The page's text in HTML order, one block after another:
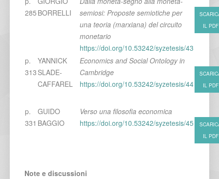
285 BORRELLI
semiosi: Proposte semiotiche per
una teoria (marxiana) del circuito
monetario
https://doi.org/10.53242/syzetesis/43
IL PDF
p.
313
YANNICK
SLADE-
CAFFAREL
Economics and Social Ontology in
Cambridge
https://doi.org/10.53242/syzetesis/44
IL PDF
p.
331
GUIDO
BAGGIO
Verso una filosofia economica
https://doi.org/10.53242/syzetesis/45
IL PDF
Note e discussioni